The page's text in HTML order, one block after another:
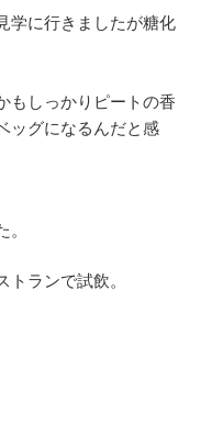
学に行きましたが糖化
もしっかりピートの香
ッグになるんだと感
ランで試飲。